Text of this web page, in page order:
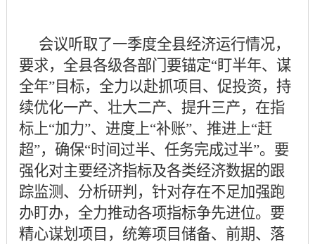
会议听取了一季度全县经济运行情况，
要求，全县各级各部门要锚定“盯半年、谋
全年”目标，全力以赴抓项目、促投资，持
续优化一产、壮大二产、提升三产，在指
标上“加力”、进度上“补账”、推进上“赶
超”，确保“时间过半、任务完成过半”。要
强化对主要经济指标及各类经济数据的跟
踪监测、分析研判，针对存在不足加强跑
办盯办，全力推动各项指标争先进位。要
精心谋划项目，统筹项目储备、前期、落